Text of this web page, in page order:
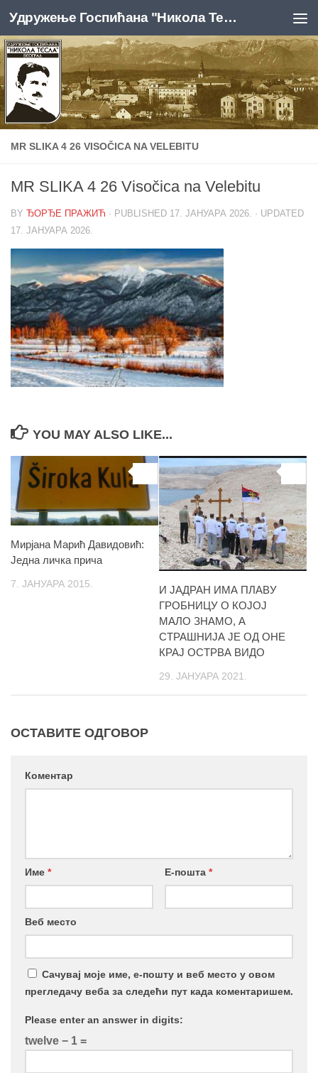
Skip to content Удружење Госпићана "Никола Тесла", Београд
MR SLIKA 4 26 VISOČICA NA VELEBITU
MR SLIKA 4 26 Visočica na Velebitu
BY ЂОРЂЕ ПРАЖИЋ · PUBLISHED 17. ЈАНУАРА 2026. · UPDATED
17. ЈАНУАРА 2026.
YOU MAY ALSO LIKE...
Мирјана Марић Давидовић:
Једна личка прича
7. ЈАНУАРА 2015.
И ЈАДРАН ИМА ПЛАВУ
ГРОБНИЦУ О КОЈОЈ
МАЛО ЗНАМО, А
СТРАШНИЈА ЈЕ ОД ОНЕ
КРАЈ ОСТРВА ВИДО
29. ЈАНУАРА 2021.
ОСТАВИТЕ ОДГОВОР
Коментар
Име * Е-пошта *
Веб место
Сачувај моје име, е-пошту и веб место у овом
прегледачу веба за следећи пут када коментаришем.
Please enter an answer in digits:
twelve − 1 =